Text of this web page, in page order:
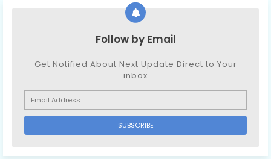
Follow by Email
Get Notified About Next Update Direct to Your
inbox